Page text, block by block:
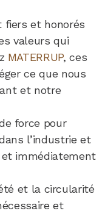
fiers et honorés
valeurs qui
MATERRUP, ces
ce que nous
et notre
force pour
l’industrie et
immédiatement
et la circularité
et